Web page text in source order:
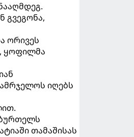
გვეგონა,
ორივეს
ყოფილმა
იღებს
თამაშისას